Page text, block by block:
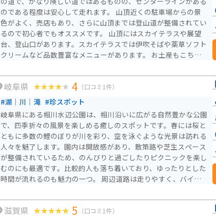
のである程度は安心して走れます。 山頂近くの駐車場からの景
色がよく、売店もあり、さらに山頂までは登山道が整備されてい
るので初心者でもオススメです。 山頂にはスカイテラスや展望
台、登山口があります。スカイテラスでは伊吹そばや薬草ソフト
クリームなど品数豊富なメニューがあります。 お土産もこちら
り着くことができます。 完全舗装されていて、走行に不便はあ
りません。駐車場も広くてゆとりがあります。 雪の降る冬は閉
鎖されますが、春以降秋までオープンしています。 特に秋は紅
葉シーズンできれいな紅葉を見ながら楽しめますし、伊吹山に生
息するイヌワシは圧巻です。 山頂の景色はもちろん絶景です
が、走行中の景色も見晴らしが良く、ツーリングにはピッタリで
す。 途中、駐車して眺めることもできますし、本格的に写真を
撮られる方も数多くいらっしゃいます。 景色を見て、美味しい
ものを食べ、運動する。一つの場所で一気に楽しめるスポットで
す。 通行料は、軽・普通自動車3140円、自動二輪車2200円で
す。125cc以下の場合は通行不可になります。 出発する前に、H
ができます。通行料の割引も印刷できます。
岐阜県 4 （口コミ1件）
#湖｜川｜滝 #珍スポット
岐阜県にある相川水辺公園は、相川沿いに広がる自然豊かな公園
で、四季折々の風景を楽しめる癒しのスポットです。春には桜と
ともに多数の鯉のぼりが川を彩り、空を泳ぐような光景は訪れる
人々を魅了します。園内は開放感があり、散策路や芝生スペース
が整備されているため、のんびりと過ごしたりピクニックを楽し
むのにも最適です。比較的人も落ち着いており、ゆったりとした
時間が流れるのも魅力の一つ。 周辺道路は走りやすく、バイク
しやすい環境です。自然と季節の彩りを感じながら、気軽にリフ
レッシュできる穴場的なスポットです。
滋賀県 5 （口コミ1件）